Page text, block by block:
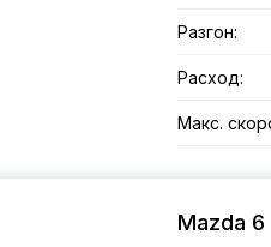
Разгон:
Расход:
Макс.
Mazda 6